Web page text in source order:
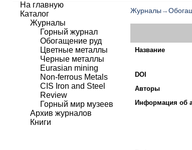
Журналы →
Название
DOI
Авторы
Информация об
На главную
Каталог
Журналы
Горный журнал
Обогащение руд
Цветные металлы
Черные металлы
Eurasian mining
Non-ferrous Мetals
CIS Iron and Steel
Review
Горный мир музеев
Архив журналов
Книги